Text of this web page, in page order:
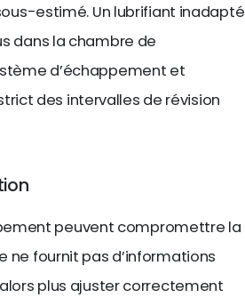
estimé. Un lubrifiant inadapté
dans la chambre de
d’échappement et
des intervalles de révision
peuvent compromettre la
ne fournit pas d’informations
plus ajuster correctement